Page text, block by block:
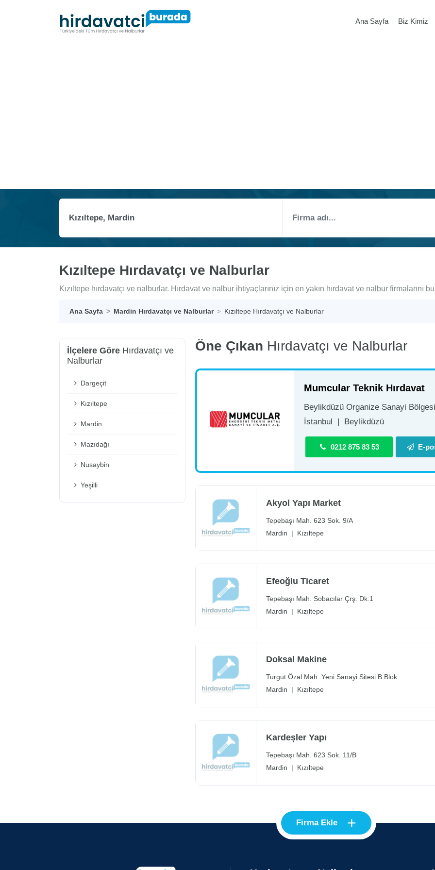
Ana Sayfa Biz Kimiz
Kızıltepe Hırdavatçı ve Nalburlar
Kızıltepe hırdavatçı ve nalburlar. Hırdavat ve nalbur ihtiyaçlarınız için en yakın hırdavat ve nalbur firmalarını
Ana Sayfa Mardin Hırdavatçı ve Nalburlar Kızıltepe Hırdavatçı ve Nalburlar
İlçelere Göre Hırdavatçı ve
Nalburlar
Dargeçit
Kızıltepe
Mardin
Mazıdağı
Nusaybin
Yeşilli
Öne Çıkan Hırdavatçı ve Nalburlar
Mumcular Teknik Hırdavat
Beylikdüzü Organize Sanayi
İstanbul
Beylikdüzü
0212 875 83 53 E-
Akyol Yapı Market
Tepebaşı Mah. 623 Sok. 9/A
Mardin | Kızıltepe
Efeoğlu Ticaret
Tepebaşı Mah. Sobacılar Çrş. Dk:1
Mardin | Kızıltepe
Doksal Makine
Turgut Özal Mah. Yeni Sanayi Sitesi B Blok
Mardin | Kızıltepe
Kardeşler Yapı
Tepebaşı Mah. 623 Sok. 11/B
Mardin | Kızıltepe
Firma Ekle +